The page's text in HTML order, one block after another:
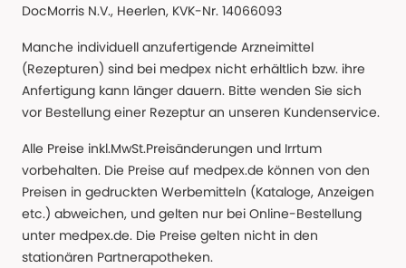
DocMorris N.V., Heerlen, KVK-Nr. 14066093
Manche individuell anzufertigende Arzneimittel
(Rezepturen) sind bei medpex nicht erhältlich bzw. ihre
Anfertigung kann länger dauern. Bitte wenden Sie sich
vor Bestellung einer Rezeptur an unseren Kundenservice.
Alle Preise inkl.MwSt.Preisänderungen und Irrtum
vorbehalten. Die Preise auf medpex.de können von den
Preisen in gedruckten Werbemitteln (Kataloge, Anzeigen
etc.) abweichen, und gelten nur bei Online-Bestellung
unter medpex.de. Die Preise gelten nicht in den
stationären Partnerapotheken.